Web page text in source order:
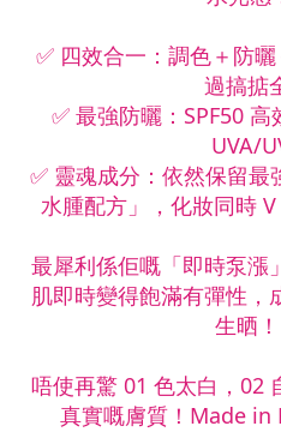
✅ 四效合一：調色＋防
過搞掂
✅ 最強防曬：SPF50
UVA/
✅ 靈魂成分：依然保留
水腫配方」，化妝同時
最犀利係佢嘅「即時泵漲
肌即時變得飽滿有彈性，
生晒
唔使再驚 01 色太白，02
真實嘅膚質！Made